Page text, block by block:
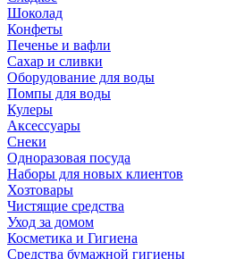
Шоколад
Конфеты
Печенье и вафли
Сахар и сливки
Оборудование для воды
Помпы для воды
Кулеры
Аксессуары
Снеки
Одноразовая посуда
Наборы для новых клиентов
Хозтовары
Чистящие средства
Уход за домом
Косметика и Гигиена
Средства бумажной гигиены